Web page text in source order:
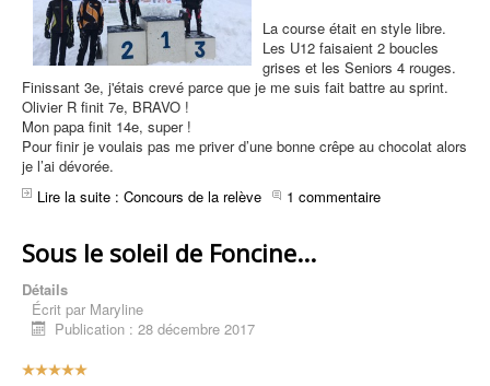
t
e
u
r
:
/
5
La course était en style libre.
Les U12 faisaient 2 boucles
grises et les Seniors 4 rouges.
Finissant 3e, j'étais crevé parce que je me suis fait battre au sprint.
Olivier R finit 7e, BRAVO !
Mon papa finit 14e, super !
Pour finir je voulais pas me priver d’une bonne crêpe au chocolat alors
je l’ai dévorée.
Lire la suite : Concours de la relève
1 commentaire
Sous le soleil de Foncine...
Détails
Écrit par Maryline
Publication : 28 décembre 2017
V